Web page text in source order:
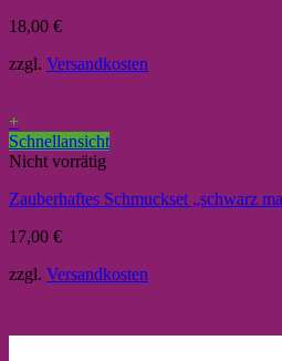
18,00 €
zzgl. Versandkosten
+
Schnellansicht
Nicht vorrätig
Zauberhaftes Schmuckset „schwarz
17,00 €
zzgl. Versandkosten